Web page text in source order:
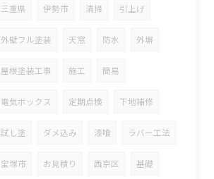
三重県 伊勢市 清掃 引上げ
外壁フル塗装 天窓 防水 外塀
屋根塗装工事 施工 簡易
電気ボックス 定期点検 下地補修
試し塗 ダメ込み 漆喰 ラバー工法
宝塚市 お見積り 西京区 基礎